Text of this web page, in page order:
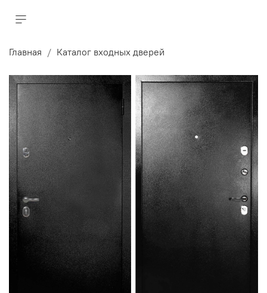
Главная Каталог входных дверей